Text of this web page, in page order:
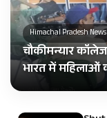
Himachal Pradesh News
चौकीमन्यार कॉलेज
भारत में महिलाओं